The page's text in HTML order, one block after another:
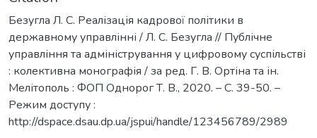
Безугла Л. С. Реалізація кадрової політики в
державному управлінні / Л. С. Безугла // Публічне
управління та адміністрування у цифровому суспільстві
: колективна монографія / за ред. Г. В. Ортіна та ін.
Мелітополь : ФОП Однорог Т. В., 2020. – С. 39-50. –
Режим доступу :
http://dspace.dsau.dp.ua/jspui/handle/123456789/2989